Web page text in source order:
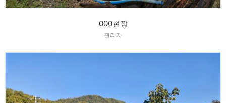
000현장
관리자